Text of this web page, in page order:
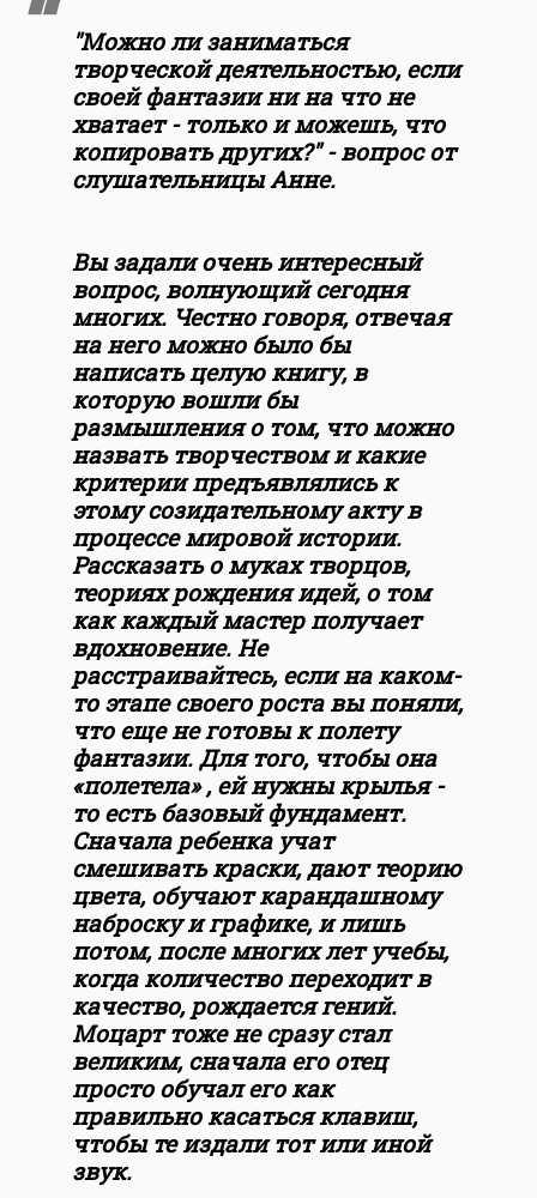
"Можно ли заниматься
творческой деятельностью, если
своей фантазии ни на что не
хватает - только и можешь, что
копировать других?"- вопрос от
слушательницы Анне.
Вы задали очень интересный
вопрос, волнующий сегодня
многих. Честно говоря, отвечая
на него можно было бы
написать целую книгу, в
которую вошли бы
размышления о том, что можно
назвать творчеством и какие
критерии предъявлялись к
этому созидательному акту в
процессе мировой истории.
Рассказать о муках творцов,
теориях рождения идей, о том
как каждый мастер получает
вдохновение. Не
расстраивайтесь, если на каком-
то этапе своего роста вы поняли,
что еще не готовы к полету
фантазии. Для того, чтобы она
«полетела» , ей нужны крылья -
то есть базовый фундамент.
Сначала ребенка учат
смешивать краски, дают теорию
цвета, обучают карандашному
наброску и графике, и лишь
потом, после многих лет учебы,
когда количество переходит в
качество, рождается гений.
Моцарт тоже не сразу стал
великим, сначала его отец
просто обучал его как
правильно касаться клавиш,
чтобы те издали тот или иной
звук.